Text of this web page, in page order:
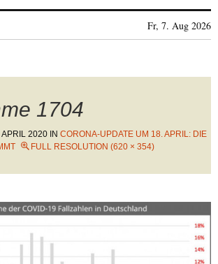
Fr, 7. Aug 2026
1704
APRIL 2020 IN CORONA-UPDATE UM 18. APRIL: DIE
FULL RESOLUTION (620 × 354)